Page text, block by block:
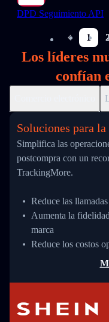
DPD Seguimiento API
1
Los líderes
confían
Soluciones para
Simplifica las
postcompra con un
TrackingMore.
Reduce las
Aumenta la
marca
Reduce los costos